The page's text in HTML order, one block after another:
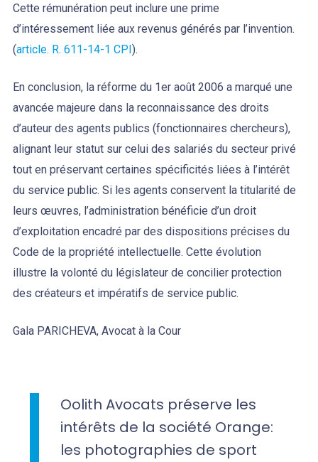
Cette rémunération peut inclure une prime
d’intéressement liée aux revenus générés par l’invention.
(article. R. 611-14-1 CPI).
En conclusion, la réforme du 1er août 2006 a marqué une
avancée majeure dans la reconnaissance des droits
d’auteur des agents publics (fonctionnaires chercheurs),
alignant leur statut sur celui des salariés du secteur privé
tout en préservant certaines spécificités liées à l’intérêt
du service public. Si les agents conservent la titularité de
leurs œuvres, l’administration bénéficie d’un droit
d’exploitation encadré par des dispositions précises du
Code de la propriété intellectuelle. Cette évolution
illustre la volonté du législateur de concilier protection
des créateurs et impératifs de service public.
Gala PARICHEVA, Avocat à la Cour
Oolith Avocats préserve les
intérêts de la société Orange:
les photographies de sport